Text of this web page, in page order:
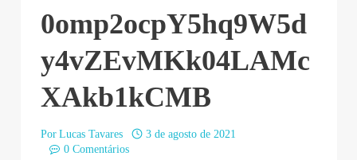
0omp2ocpY5hq9W5d
y4vZEvMKk04LAMc
XAkb1kCMB
Por Lucas Tavares
3 de agosto de 2021
0 Comentários